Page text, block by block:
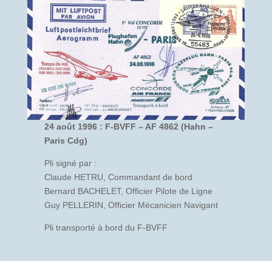
24 août 1996 : F-BVFF – AF 4862 (Hahn –
Paris Cdg)
Pli signé par :
Claude HETRU, Commandant de bord
Bernard BACHELET, Officier Pilote de Ligne
Guy PELLERIN, Officier Mécanicien Navigant
Pli transporté à bord du F-BVFF